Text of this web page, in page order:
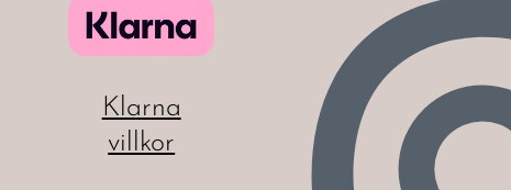
Klarna
villkor